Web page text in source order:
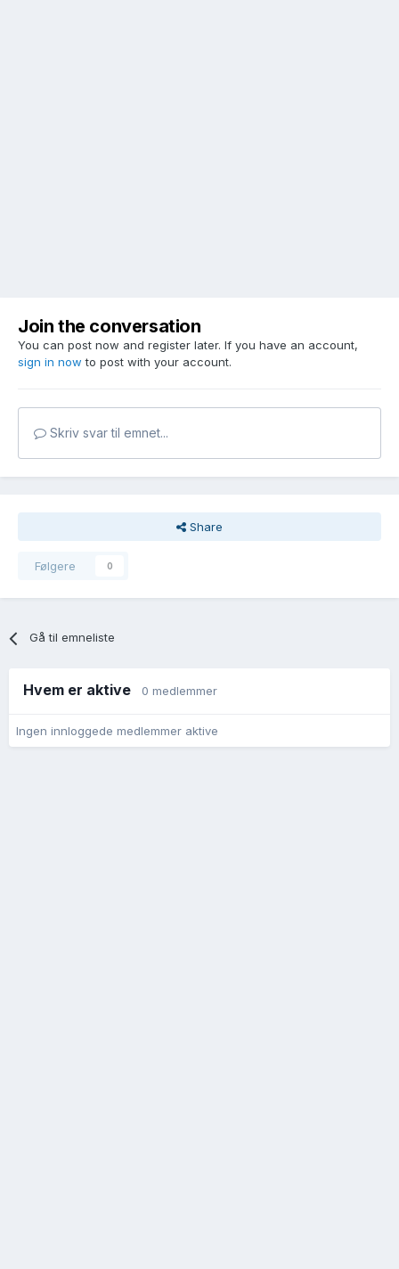
Join the conversation
You can post now and register later. If you have an account,
sign in now to post with your account.
Skriv svar til emnet...
Share
Følgere 0
Gå til emneliste
Hvem er aktive 0 medlemmer
Ingen innloggede medlemmer aktive